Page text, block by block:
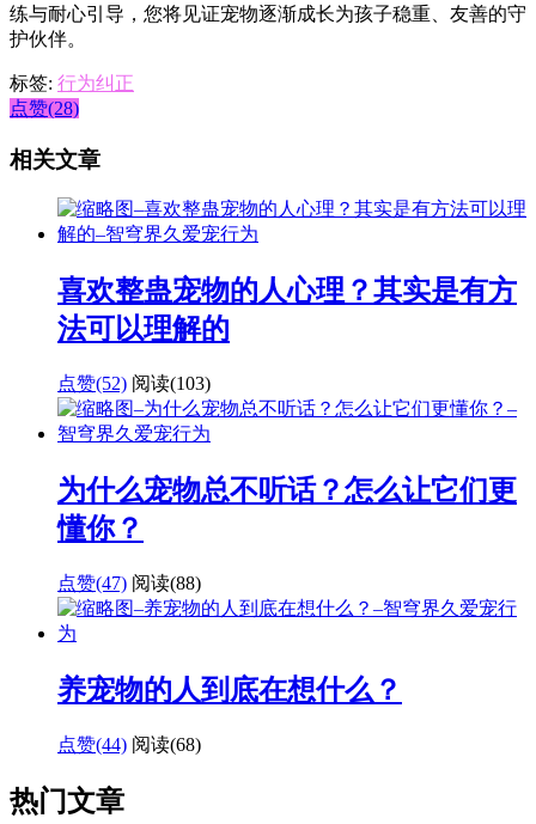
练与耐心引导，您将见证宠物逐渐成长为孩子稳重、友善的守
护伙伴。
标签: 行为纠正
点赞(28)
相关文章
喜欢整蛊宠物的人心理？其实是有方
法可以理解的
点赞(52) 阅读(103)
为什么宠物总不听话？怎么让它们更
懂你？
点赞(47) 阅读(88)
养宠物的人到底在想什么？
点赞(44) 阅读(68)
热门文章